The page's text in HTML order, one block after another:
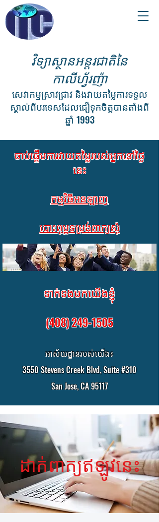
វិទ្យាស្ថានអន្តរជាតិនៃ
កាលីហ្វ័រញ៉ា
សេវាកម្មស្រាវជ្រាវ និងវាយតម្លៃការទទួល
ស្គាល់ពីបរទេសដែលជឿទុកចិត្តបានតាំងពី
ឆ្នាំ 1993
ចាប់ផ្តើមការវាយតម្លៃរបស់អ្នកនៅថ្ងៃ
នេះ
កម្មវិធីអនឡាញ
បោះពុម្ពទម្រង់ពាក្យសុំ
ទាក់ទងមកយើងខ្ញុំ
(408) 249-1505
អាស័យដ្ឋានរបស់យើង៖
3550 Stevens Creek Blvd, Suite #310
San Jose, CA 95117
ដាក់ពាក្យឥឡូវនេះ